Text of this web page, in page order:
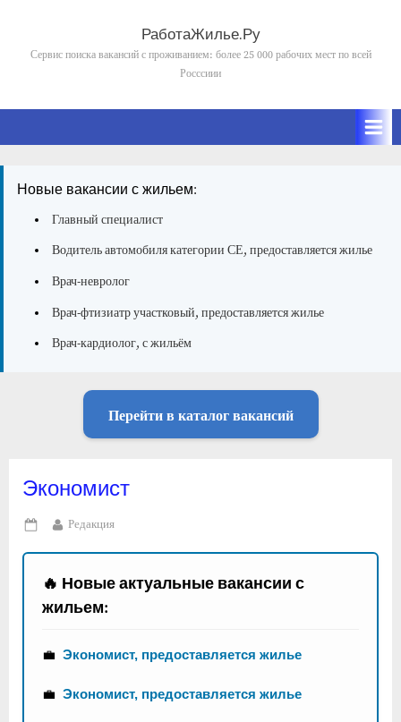
content
РаботаЖилье.Ру
Сервис поиска вакансий с проживанием: более 25 000 рабочих мест по всей
Росссиии
Новые вакансии с жильем:
Главный специалист
Водитель автомобиля категории СЕ, предоставляется жилье
Врач-невролог
Врач-фтизиатр участковый, предоставляется жилье
Врач-кардиолог, с жильём
Перейти в каталог вакансий
Экономист
Posted
on
By
Редакция
🔥 Новые актуальные вакансии с
жильем:
💼 Экономист, предоставляется жилье
💼 Экономист, предоставляется жилье